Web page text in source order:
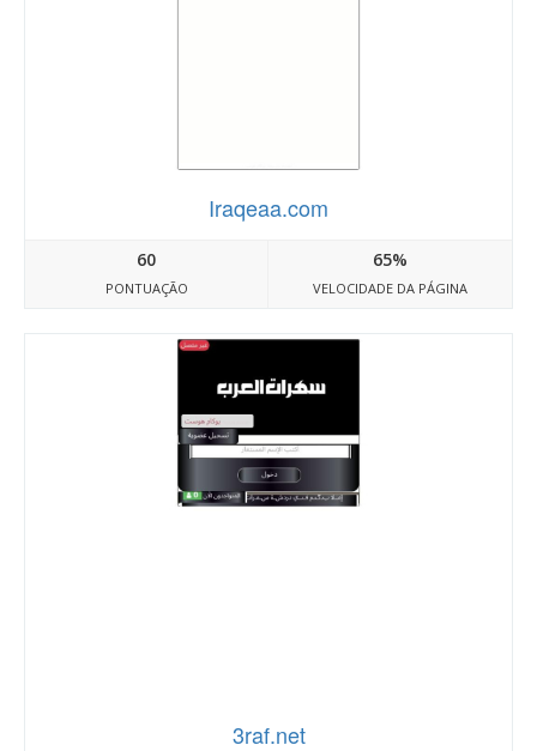
Iraqeaa.com
60
PONTUAÇÃO
65%
VELOCIDADE DA PÁGINA
3raf.net